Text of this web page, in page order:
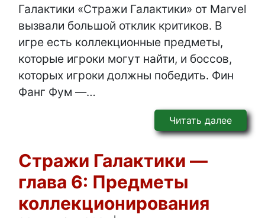
Галактики «Стражи Галактики» от Marvel
вызвали большой отклик критиков. В
игре есть коллекционные предметы,
которые игроки могут найти, и боссов,
которых игроки должны победить. Фин
Фанг Фум —…
Читать далее
Стражи Галактики —
глава 6: Предметы
коллекционирования